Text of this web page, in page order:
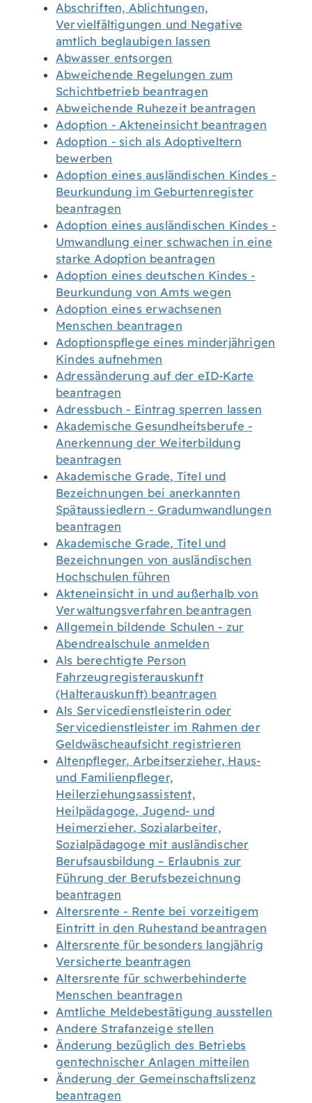
Abschriften, Ablichtungen,
Vervielfältigungen und Negative
amtlich beglaubigen lassen
Abwasser entsorgen
Abweichende Regelungen zum
Schichtbetrieb beantragen
Abweichende Ruhezeit beantragen
Adoption - Akteneinsicht beantragen
Adoption - sich als Adoptiveltern
bewerben
Adoption eines ausländischen Kindes -
Beurkundung im Geburtenregister
beantragen
Adoption eines ausländischen Kindes -
Umwandlung einer schwachen in eine
starke Adoption beantragen
Adoption eines deutschen Kindes -
Beurkundung von Amts wegen
Adoption eines erwachsenen
Menschen beantragen
Adoptionspflege eines minderjährigen
Kindes aufnehmen
Adressänderung auf der eID-Karte
beantragen
Adressbuch - Eintrag sperren lassen
Akademische Gesundheitsberufe -
Anerkennung der Weiterbildung
beantragen
Akademische Grade, Titel und
Bezeichnungen bei anerkannten
Spätaussiedlern - Gradumwandlungen
beantragen
Akademische Grade, Titel und
Bezeichnungen von ausländischen
Hochschulen führen
Akteneinsicht in und außerhalb von
Verwaltungsverfahren beantragen
Allgemein bildende Schulen - zur
Abendrealschule anmelden
Als berechtigte Person
Fahrzeugregisterauskunft
(Halterauskunft) beantragen
Als Servicedienstleisterin oder
Servicedienstleister im Rahmen der
Geldwäscheaufsicht registrieren
Altenpfleger, Arbeitserzieher, Haus-
und Familienpfleger,
Heilerziehungsassistent,
Heilpädagoge, Jugend- und
Heimerzieher, Sozialarbeiter,
Sozialpädagoge mit ausländischer
Berufsausbildung – Erlaubnis zur
Führung der Berufsbezeichnung
beantragen
Altersrente - Rente bei vorzeitigem
Eintritt in den Ruhestand beantragen
Altersrente für besonders langjährig
Versicherte beantragen
Altersrente für schwerbehinderte
Menschen beantragen
Amtliche Meldebestätigung ausstellen
Andere Strafanzeige stellen
Änderung bezüglich des Betriebs
gentechnischer Anlagen mitteilen
Änderung der Gemeinschaftslizenz
beantragen